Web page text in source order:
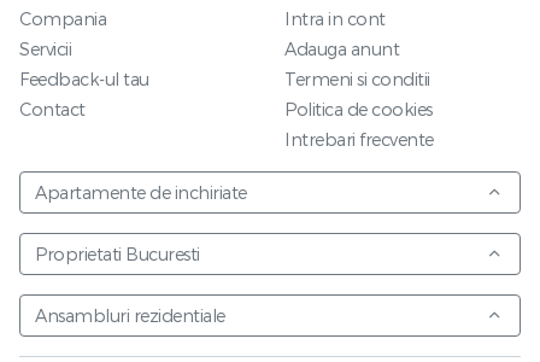
Compania
Servicii
Feedback-ul tau
Contact
Intra in cont
Adauga anunt
Termeni si conditii
Politica de cookies
Intrebari frecvente
Apartamente de inchiriate
Proprietati Bucuresti
Ansambluri rezidentiale